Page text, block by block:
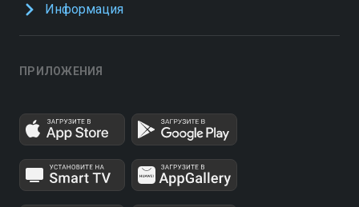
Информация
ПРИЛОЖЕНИЯ